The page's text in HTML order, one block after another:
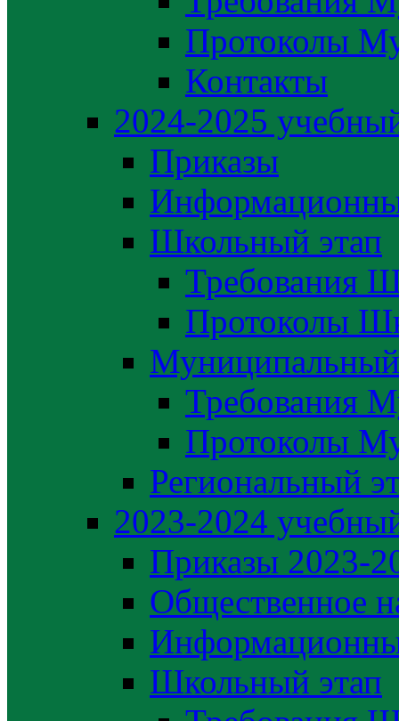
Протоколы
Контакты
2024-2025
Приказы
Школьный этап
Требования
Протоколы
Муниципальный
Требования
Протоколы
Региональный
2023-2024
Приказы 2023-
Общественное
Школьный этап